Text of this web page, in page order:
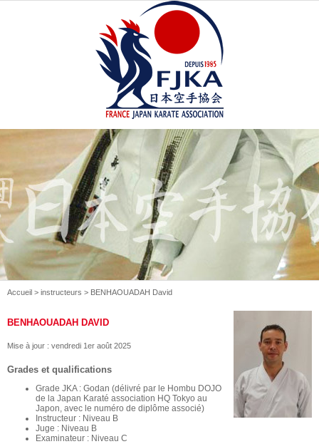
Accueil > instructeurs > BENHAOUADAH David
BENHAOUADAH DAVID
Mise à jour : vendredi 1er août 2025
Grades et qualifications
Grade JKA : Godan (délivré par le Hombu DOJO
de la Japan Karaté association HQ Tokyo au
Japon, avec le numéro de diplôme associé)
Instructeur : Niveau B
Juge : Niveau B
Examinateur : Niveau C